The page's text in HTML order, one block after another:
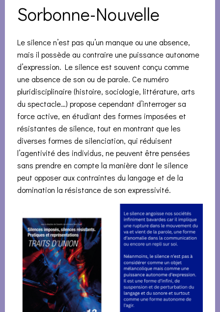
Sorbonne-Nouvelle
Le silence n’est pas qu’un manque ou une absence,
mais il possède au contraire une puissance autonome
d’expression. Le silence est souvent conçu comme
une absence de son ou de parole. Ce numéro
pluridisciplinaire (histoire, sociologie, littérature, arts
du spectacle…) propose cependant d’interroger sa
force active, en étudiant des formes imposées et
résistantes de silence, tout en montrant que les
diverses formes de silenciation, qui réduisent
l’agentivité des individus, ne peuvent être pensées
sans prendre en compte la manière dont le silence
peut opposer aux contraintes du langage et de la
domination la résistance de son expressivité.